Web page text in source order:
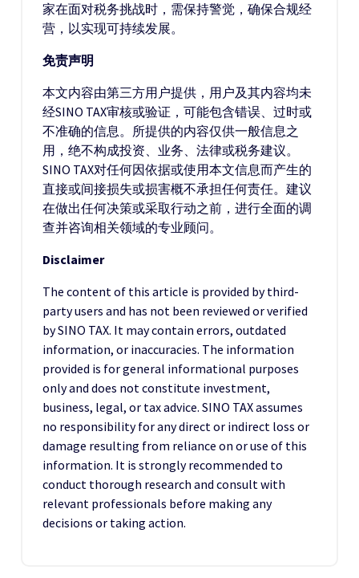
家在面对税务挑战时，需保持警觉，确保合规经
营，以实现可持续发展。
免责声明
本文内容由第三方用户提供，用户及其内容均未
经SINO TAX审核或验证，可能包含错误、过时或
不准确的信息。所提供的内容仅供一般信息之
用，绝不构成投资、业务、法律或税务建议。
SINO TAX对任何因依据或使用本文信息而产生的
直接或间接损失或损害概不承担任何责任。建议
在做出任何决策或采取行动之前，进行全面的调
查并咨询相关领域的专业顾问。
Disclaimer
The content of this article is provided by third-
party users and has not been reviewed or verified
by SINO TAX. It may contain errors, outdated
information, or inaccuracies. The information
provided is for general informational purposes
only and does not constitute investment,
business, legal, or tax advice. SINO TAX assumes
no responsibility for any direct or indirect loss or
damage resulting from reliance on or use of this
information. It is strongly recommended to
conduct thorough research and consult with
relevant professionals before making any
decisions or taking action.